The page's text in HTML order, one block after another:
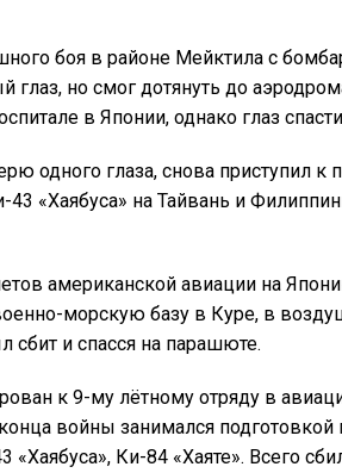
боя в районе Мейктила с
но смог дотянуть до
в Японии, однако глаз
одного глаза, снова приступил к
«Хаябуса» на Тайвань и
американской авиации на
морскую базу в Куре, в
сбит и спасся на парашюте.
к 9-му лётному отряду в
войны занимался
«Хаябуса», Ки-84 «Хаяте». Всего